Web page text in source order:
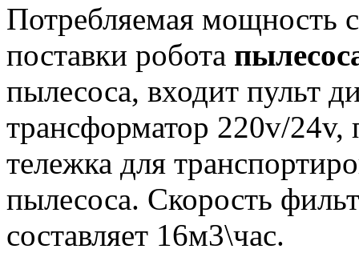
Потребляемая мощность
поставки робота
пылесоса, входит пульт
трансформатор 220v/24v,
тележка для
пылесоса. Скорость
составляет 16м3\час.